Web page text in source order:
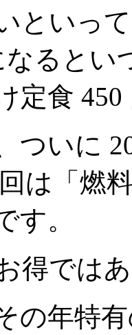
といっ
なると
定食 450
ついに
は「燃
す。
得では
の年特